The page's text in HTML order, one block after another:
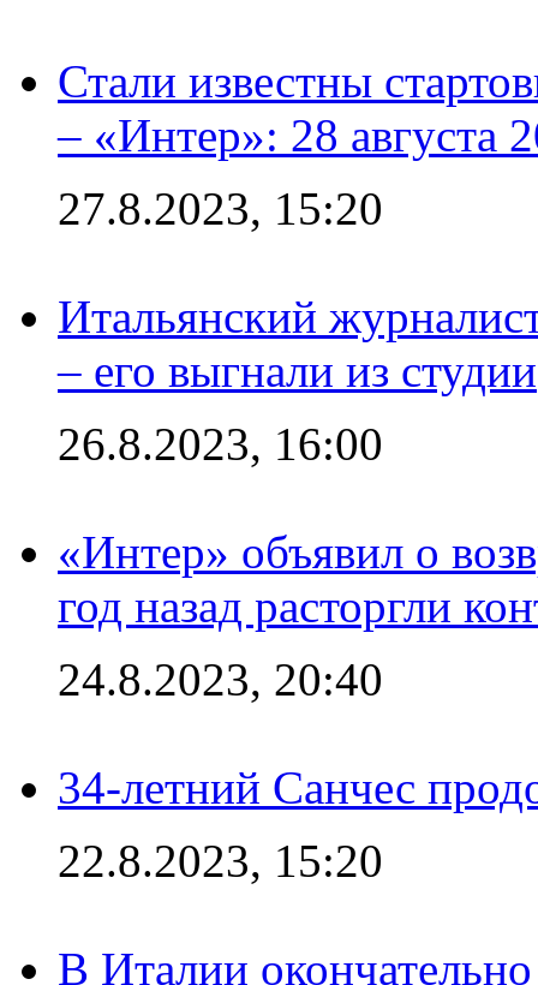
Стали известны
– «Интер»: 28 августа
27.8.2023, 15:20
Итальянский
– его выгнали из студии
26.8.2023, 16:00
«Интер» объявил о
год назад расторгли
24.8.2023, 20:40
34-летний Санчес
22.8.2023, 15:20
В Италии